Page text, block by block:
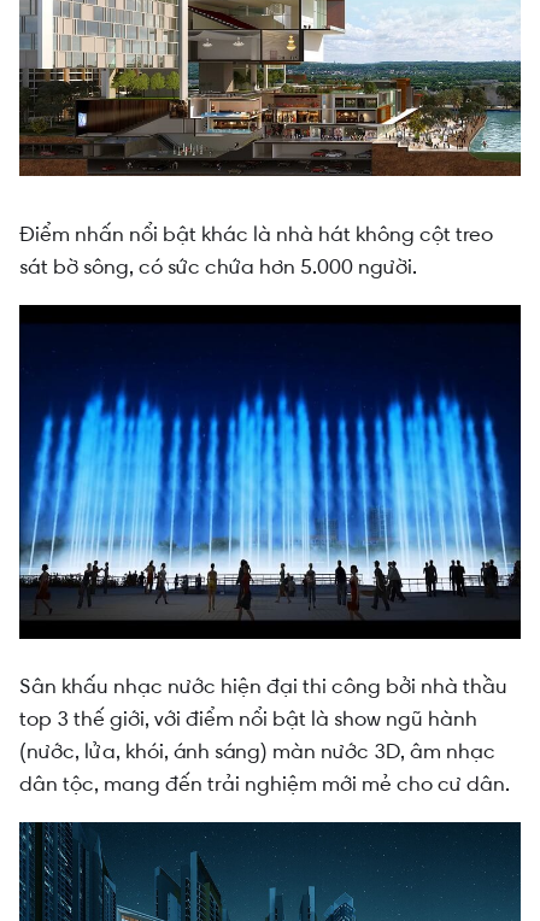
Điểm nhấn nổi bật khác là nhà hát không cột treo
sát bờ sông, có sức chứa hơn 5.000 người.
Sân khấu nhạc nước hiện đại thi công bởi nhà thầu
top 3 thế giới, với điểm nổi bật là show ngũ hành
(nước, lửa, khói, ánh sáng) màn nước 3D, âm nhạc
dân tộc, mang đến trải nghiệm mới mẻ cho cư dân.